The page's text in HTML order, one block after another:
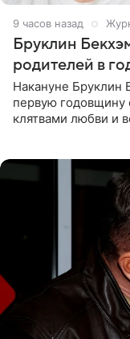
9 часов назад
Бруклин
родителей в
Накануне Бруклин
первую годовщину
клятвами любви и